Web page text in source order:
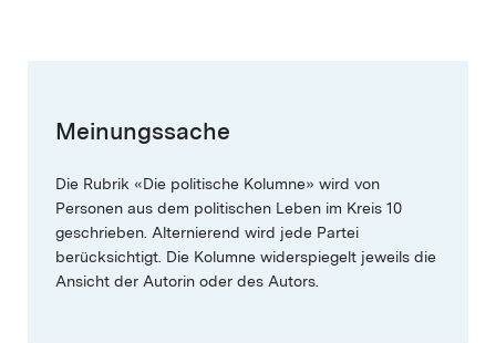
Meinungssache
Die Rubrik «Die politische Kolumne» wird von
Personen aus dem politischen Leben im Kreis 10
geschrieben. Alternierend wird jede Partei
berücksichtigt. Die Kolumne widerspiegelt jeweils die
Ansicht der Autorin oder des Autors.